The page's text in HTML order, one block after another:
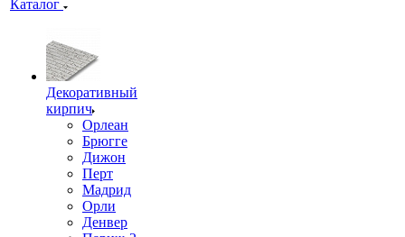
Каталог
Декоративный
кирпич
Орлеан
Брюгге
Дижон
Перт
Мадрид
Орли
Денвер